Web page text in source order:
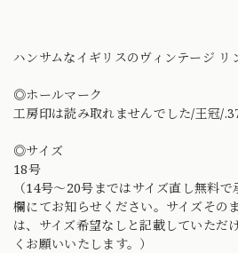
ハンサムなイギリスのヴィンテージ リ
◎ホールマーク
工房印は読み取れませんでした/王冠/
◎サイズ
18号
（14号〜20号まではサイズ直し無料
欄にてお知らせください。サイズその
は、サイズ希望なしと記載していただ
くお願いいたします。）